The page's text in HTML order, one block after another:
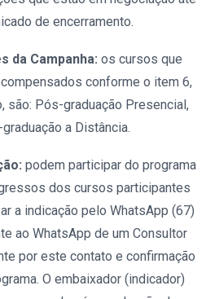
de encerramento.
da Campanha: os cursos que
conforme o item 6,
são: Pós-graduação Presencial,
a Distância.
podem participar do programa
dos cursos participantes
a indicação pelo WhatsApp (67)
ao WhatsApp de um Consultor
por este contato e confirmação
O embaixador (indicador)